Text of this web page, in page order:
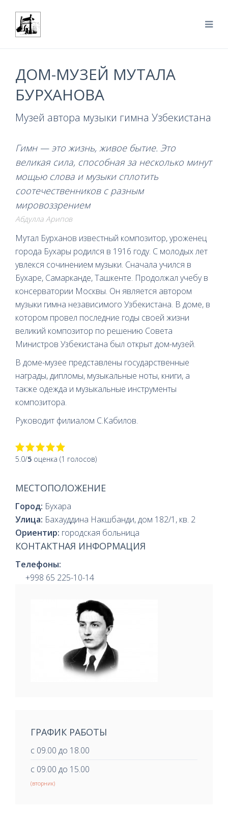
ДОМ-МУЗЕЙ МУТАЛА
БУРХАНОВА
Музей автора музыки гимна Узбекистана
Гимн — это жизнь, живое бытие. Это
великая сила, способная за несколько минут
мощью слова и музыки сплотить
соотечественников с разным
мировоззрением
Абдулла Арипов
Мутал Бурханов известный композитор, уроженец
города Бухары родился в 1916 году. С молодых лет
увлекся сочинением музыки. Сначала учился в
Бухаре, Самарканде, Ташкенте. Продолжал учебу в
консерватории Москвы. Он является автором
музыки гимна независимого Узбекистана. В доме, в
котором провел последние годы своей жизни
великий композитор по решению Совета
Министров Узбекистана был открыт дом-музей.
В доме-музее представлены государственные
награды, дипломы, музыкальные ноты, книги, а
также одежда и музыкальные инструменты
композитора.
Руководит филиалом С.Кабилов.
5.0/5 оценка (1 голосов)
МЕСТОПОЛОЖЕНИЕ
Город: Бухара
Улица: Бахауддина Накшбанди, дом 182/1, кв. 2
Ориентир: городская больница
КОНТАКТНАЯ ИНФОРМАЦИЯ
Телефоны:
+998 65 225-10-14
ГРАФИК РАБОТЫ
с 09.00 до 18.00
с 09.00 до 15.00
(вторник)